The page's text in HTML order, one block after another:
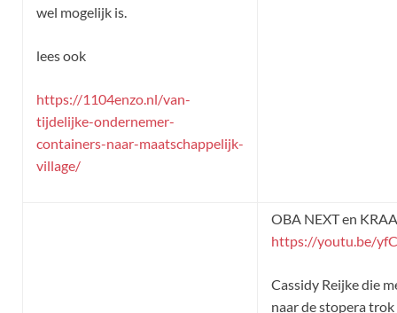
wel mogelijk is.
lees ook
https://1104enzo.nl/van-
tijdelijke-ondernemer-
containers-naar-maatschappelijk-
village/
OBA NEXT en
https://youtu.be/
Cassidy Reijke die
naar de stopera